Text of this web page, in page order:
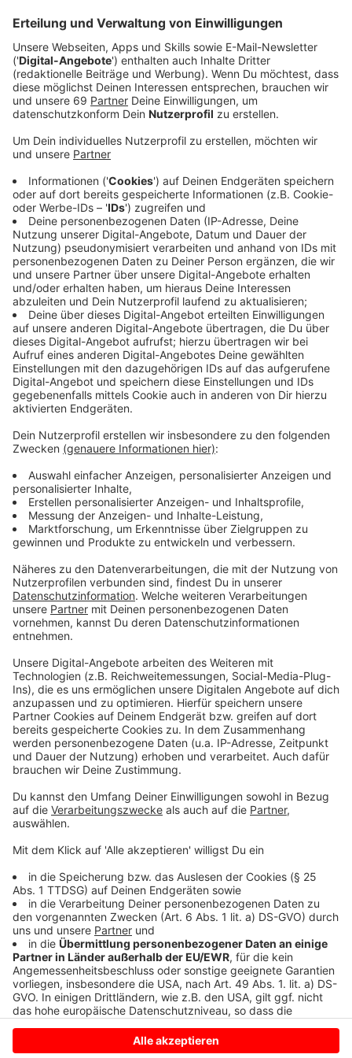
In einem aktuellen Fall in Hiltrup konnten Telefon-
Betrüger 15.000 Euro erbeuten. Ein älterer Hiltruper
hatte sich bei dem Anruf davon überzeugen lassen, der
der Mann am anderen Ende der Leitung Polizist sei und
hohe Geldsumme benötigen würde. Die Polizei warnt:
Ermittler würden sich niemals am Telefon melden und
Geld fordern. Hier gilt: Sofort auflegen und die echte
Polizei rufen. Zudem sollten Familienmitglieder ältere
Angehörige vor der Masche warnen.
Anzeige
Der aktuelle Fall im Detail
Anzeige
Der Münsteraner gab an, gegen Nachmittag einen
Anruf von einem Mann erhalten zu haben, der sich als
Ermittlungen gegen eine Räuberbande eine hohe
Laufe des Gespräches konstruierten die Betrüger eine
komplexe Geschichte und leiteten den Senior
mehrmals zwischen ihren Telefonen hin und her. Zur
vermeintlichen Verifizierung des Anrufers solle der
die 110 in sein Telefon eingeben. Daraufhin meldete
sich eine weitere Betrügerin, die behauptete, dass sie
von der Leitstelle sei und bestätigen könne, dass der
Unbekannte Polizist sei. Der Senior folgte schließlich
seiner Bank ab und platzierte sie in einem Umschlag
vor seiner Haustür. Kurz nach halb sieben erschien
einer der Betrüger an der Adresse des Münsteraners
am Franz-Marc-Weg und entfernte sich mit dem Geld.
Der 77-Jährige beschreibt den Abholer als circa 20 bis
30 Jahre alten Mann, der einen schwarzen
Kapuzenpullover trug. Die Polizei bittet Zeugen, die
Angaben zu den Betrügern machen können, sich unter
Anzeige